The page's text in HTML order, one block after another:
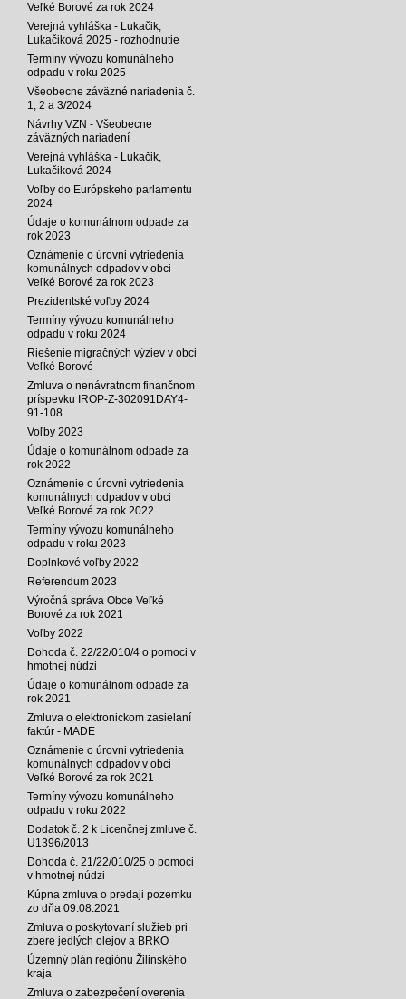
Veľké Borové za rok 2024
Verejná vyhláška - Lukačik,
Lukačiková 2025 - rozhodnutie
Termíny vývozu komunálneho
odpadu v roku 2025
Všeobecne záväzné nariadenia č.
1, 2 a 3/2024
Návrhy VZN - Všeobecne
záväzných nariadení
Verejná vyhláška - Lukačik,
Lukačiková 2024
Voľby do Európskeho parlamentu
2024
Údaje o komunálnom odpade za
rok 2023
Oznámenie o úrovni vytriedenia
komunálnych odpadov v obci
Veľké Borové za rok 2023
Prezidentské voľby 2024
Termíny vývozu komunálneho
odpadu v roku 2024
Riešenie migračných výziev v obci
Veľké Borové
Zmluva o nenávratnom finančnom
príspevku IROP-Z-302091DAY4-
91-108
Voľby 2023
Údaje o komunálnom odpade za
rok 2022
Oznámenie o úrovni vytriedenia
komunálnych odpadov v obci
Veľké Borové za rok 2022
Termíny vývozu komunálneho
odpadu v roku 2023
Doplnkové voľby 2022
Referendum 2023
Výročná správa Obce Veľké
Borové za rok 2021
Voľby 2022
Dohoda č. 22/22/010/4 o pomoci v
hmotnej núdzi
Údaje o komunálnom odpade za
rok 2021
Zmluva o elektronickom zasielaní
faktúr - MADE
Oznámenie o úrovni vytriedenia
komunálnych odpadov v obci
Veľké Borové za rok 2021
Termíny vývozu komunálneho
odpadu v roku 2022
Dodatok č. 2 k Licenčnej zmluve č.
U1396/2013
Dohoda č. 21/22/010/25 o pomoci
v hmotnej núdzi
Kúpna zmluva o predaji pozemku
zo dňa 09.08.2021
Zmluva o poskytovaní služieb pri
zbere jedlých olejov a BRKO
Územný plán regiónu Žilinského
kraja
Zmluva o zabezpečení overenia